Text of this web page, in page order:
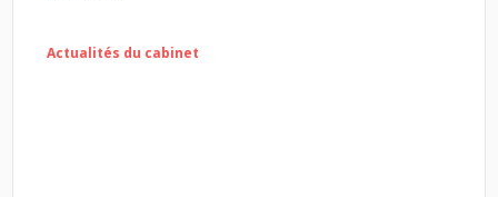
Actualités du cabinet